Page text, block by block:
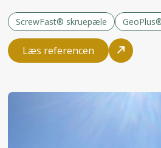
ScrewFast® skruepæle
Læs referencen